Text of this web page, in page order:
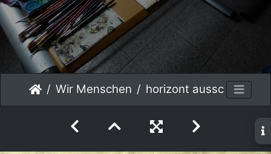
Wir Menschen horizont ausschnitt